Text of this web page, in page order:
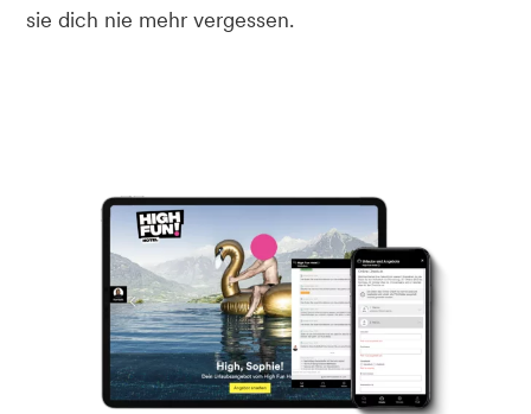
sie dich nie mehr vergessen.